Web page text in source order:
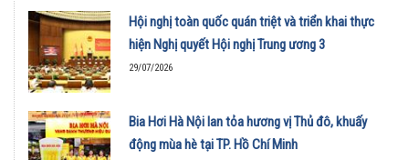
Hội nghị toàn quốc quán triệt và triển khai thực
hiện Nghị quyết Hội nghị Trung ương 3
29/07/2026
Bia Hơi Hà Nội lan tỏa hương vị Thủ đô, khuấy
động mùa hè tại TP. Hồ Chí Minh